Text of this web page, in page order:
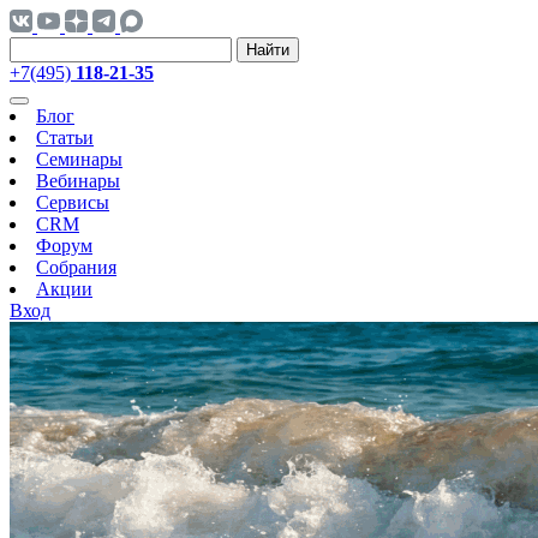
Найти
+7(495) 118-21-35
Блог
Статьи
Семинары
Вебинары
Сервисы
CRM
Форум
Собрания
Акции
Вход